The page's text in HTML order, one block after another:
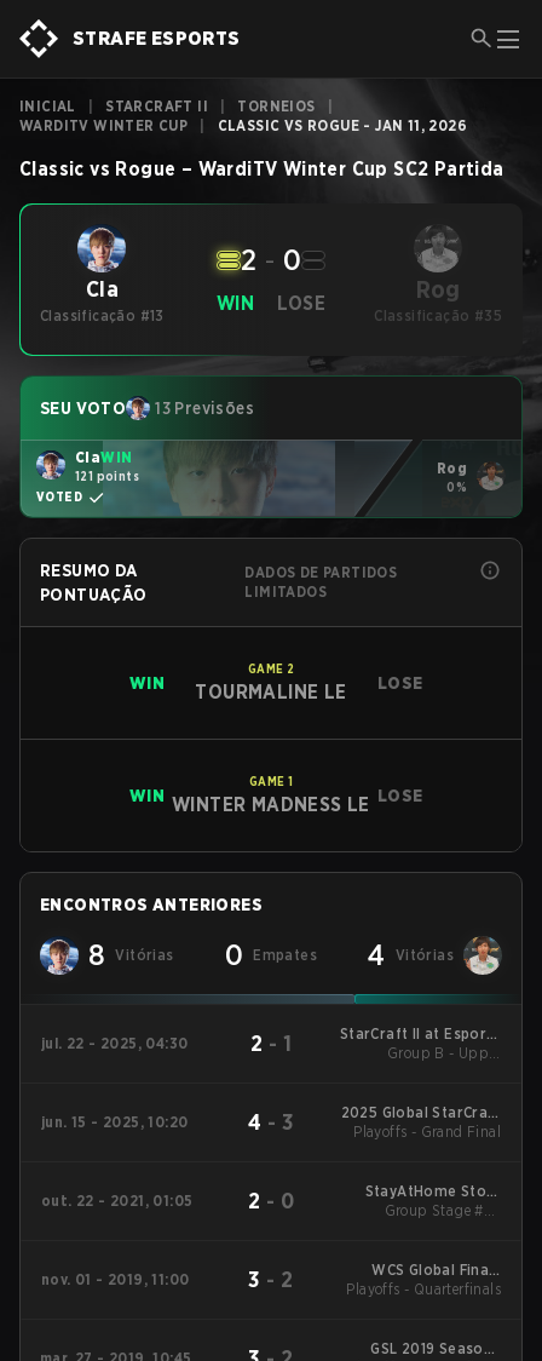
STRAFE ESPORTS
INICIAL STARCRAFT II TORNEIOS
WARDITV WINTER CUP
CLASSIC VS ROGUE - JAN 11, 2026
Classic vs Rogue – WardiTV Winter Cup SC2 Partida
Cla
Classificação #13
WIN
2 - 0
LOSE Rog
Classificação #35
SEU VOTO 13 Previsões
ClaWIN
121 points
VOTED
Rog
0%
RESUMO DA
PONTUAÇÃO
DADOS DE PARTIDOS
LIMITADOS
WIN
GAME 2
TOURMALINE LE LOSE
WIN
GAME 1
WINTER MADNESS LE LOSE
ENCONTROS ANTERIORES
8 Vitórias 0 Empates 4 Vitórias
jul. 22 - 2025, 04:30 2 - 1
StarCraft II at Esports
World Cup 2025
Group B - Upper
jun. 15 - 2025, 10:20 4 - 3
2025 Global StarCraft
II League Season 2
Playoffs - Grand Final
out. 22 - 2021, 01:05 2 - 0
StayAtHome Story
Cup #4
Group Stage #2 -
nov. 01 - 2019, 11:00 3 - 2
WCS Global Finals
2019
Playoffs - Quarterfinals
GSL 2019 Season 1